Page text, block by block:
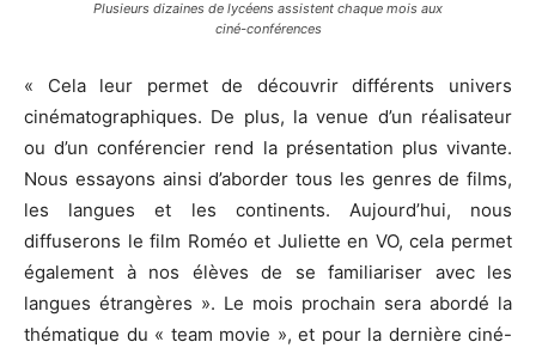
Plusieurs dizaines de lycéens assistent chaque mois aux
ciné-conférences
« Cela leur permet de découvrir différents univers
cinématographiques. De plus, la venue d’un réalisateur
ou d’un conférencier rend la présentation plus vivante.
Nous essayons ainsi d’aborder tous les genres de films,
les langues et les continents. Aujourd’hui, nous
diffuserons le film Roméo et Juliette en VO, cela permet
également à nos élèves de se familiariser avec les
langues étrangères ». Le mois prochain sera abordé la
thématique du « team movie », et pour la dernière ciné-